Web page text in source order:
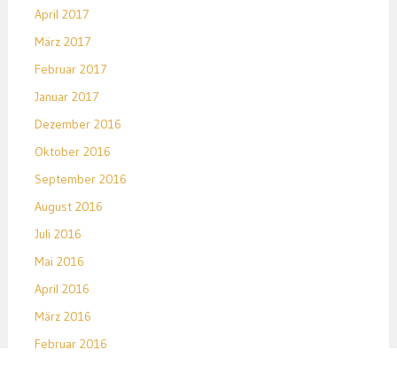
April 2017
März 2017
Februar 2017
Januar 2017
Dezember 2016
Oktober 2016
September 2016
August 2016
Juli 2016
Mai 2016
April 2016
März 2016
Februar 2016